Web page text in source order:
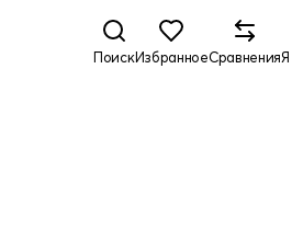
ПоискИзбранноеСравнения